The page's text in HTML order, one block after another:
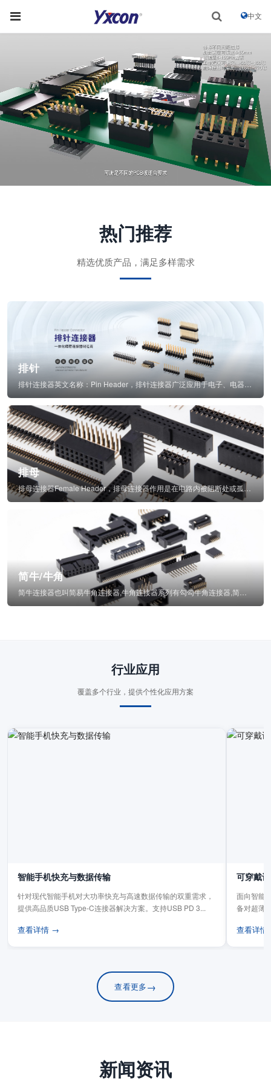
中文
热门推荐
精选优质产品，满足多样需求
排针
排母
排母连接器Female Header，排母连接器作用是在电路内被阻断处或孤立不通...
简牛/牛角
行业应用
覆盖多个行业，提供个性化应用方案
智能手机快充与数据传输
针对现代智能手机对大功率快充与高速数据传输的双重需求，
提供高品质USB Type-C连接器解决方案。支持USB PD 3...
查看详情 →
可穿戴
面向智能
备对超薄
查看详
查看更多→
新闻资讯